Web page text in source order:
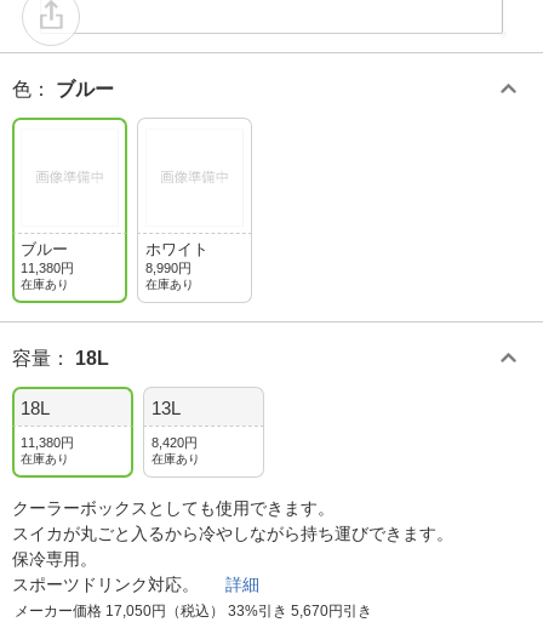
色 ： ブルー
ブルー
11,380円
在庫あり
ホワイト
8,990円
在庫あり
容量 ： 18L
18L
11,380円
在庫あり
13L
8,420円
在庫あり
クーラーボックスとしても使用できます。
スイカが丸ごと入るから冷やしながら持ち運びできます。
保冷専用。
スポーツドリンク対応。 詳細
メーカー価格 17,050円（税込） 33%引き 5,670円引き